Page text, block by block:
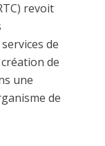
revoit
de
de
une
de